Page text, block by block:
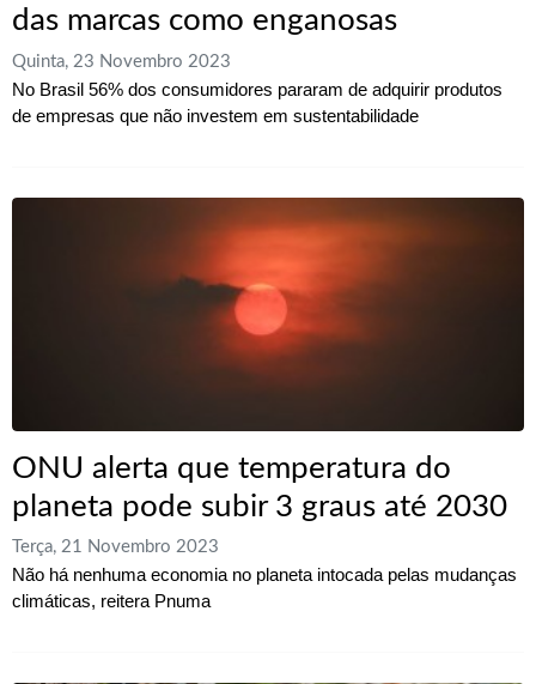
das marcas como enganosas
Quinta, 23 Novembro 2023
No Brasil 56% dos consumidores pararam de adquirir produtos
de empresas que não investem em sustentabilidade
ONU alerta que temperatura do
planeta pode subir 3 graus até 2030
Terça, 21 Novembro 2023
Não há nenhuma economia no planeta intocada pelas mudanças
climáticas, reitera Pnuma